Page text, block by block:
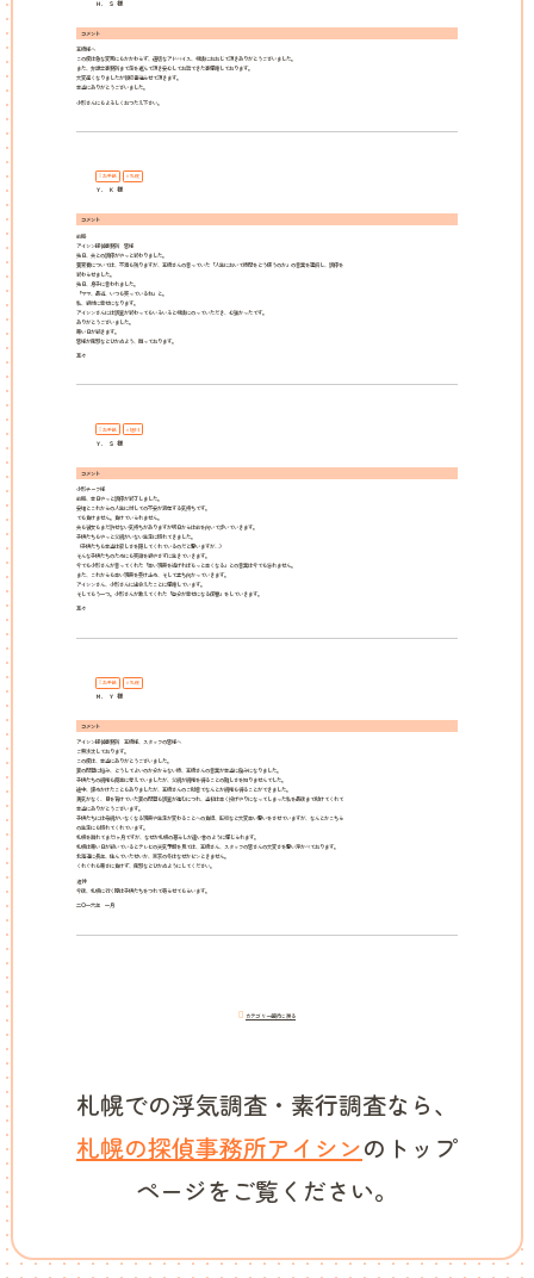
Ｈ．Ｓ 様
コメント
高橋様へ
この度は急な変更にもかかわらず、適切なアドバイス、相談におおじて頂きありがとうございました。
また、弁護士事務所まで足を運んで頂き安心してお話できた事感謝しております。
大変遅くなりましたが領収書送らせて頂きます。
本当にありがとうございました。
小形さんにもよろしくおつたえ下さい。
お手紙 札幌
Ｙ．Ｋ 様
コメント
前略
アイシン探偵事務所 皆様
先日、夫との調停がやっと終わりました。
養育費については、不満も残りますが、高橋さんの言っていた「人生において時間をどう使うのか」の言葉を理解し、調停を
終わらせました。
先日、息子に言われました。
「ママ、最近、いつも笑っているね」と。
私、絶対に幸せになります。
アイシンさんには調査が終わってもいろいろと相談にのっていただき、心強かったです。
ありがとうございました。
寒い日が続きます。
皆様が風邪などひかぬよう、願っております。
草々
お手紙 旭川
Ｙ．Ｓ 様
コメント
小形チーフ様
前略、本日やっと調停が終了しました。
安堵とこれからの人生に対しての不安が混在する気持ちです。
でも負けません。負けていられません。
夫も彼女もまだ許せない気持ちがありますが明日からは前を向いて歩いていきます。
子供たちもやっと父親がいない生活に慣れてきました。
（子供たちも本当は寂しさを隠してくれているのだと思いますが…）
そんな子供たちのためにも笑顔を絶やさずに生きていきます。
今でも小形さんが言ってくれた「辛い現実を逃げればもっと辛くなる」との言葉は今でも忘れません。
また、これからも辛い現実を受け止め、そして立ち向かっていきます。
アイシンさん、小形さんに出会えたことに感謝しています。
そしてもう一つ。小形さんが教えてくれた「自分が幸せになる復讐」をしていきます。
草々
お手紙 札幌
Ｍ．Ｙ 様
コメント
アイシン探偵事務所 高橋様、スタッフの皆様へ
ご無沙汰しております。
この度は、本当にありがとうございました。
妻の問題に悩み、どうしてよいのか分からない時、高橋さんの言葉が本当に励みになりました。
子供たちの親権も簡単に考えていましたが、父親が親権を得ることの難しさを知りませんでした。
途中、諦めかけたこともありましたが、高橋さんのご助言でなんとか親権も得ることができました。
勇気がなく、目を背けていた妻の問題も調査が進むにつれ、当初は辛く投げやりになってしまった私を最後まで助けてくれて
本当にありがとうございます。
子供たちには母親がいなくなる現実や生活が変わることへの負担、転校など大変辛い思いをさせていますが、なんとかこちら
の生活にも慣れてくれています。
札幌を離れてまだ1ヶ月ですが、なぜか札幌の暮らしが遠い昔のように感じられます。
札幌は寒い日が続いているとテレビの天気予報を見ては、高橋さん、スタッフの皆さんの大変さを思い浮かべております。
北海道に長年、住んでいたせいか、東京の冬はなぜかピンときません。
くれぐれも寒さに負けず、風邪などひかぬようにしてください。
追伸
今後、札幌に行く際は子供たちをつれて寄らせてもらいます。
二〇一六年 一月
カテゴリー選択に戻る
札幌での浮気調査・素行調査なら、
札幌の探偵事務所アイシンのトップ
ページをご覧ください。